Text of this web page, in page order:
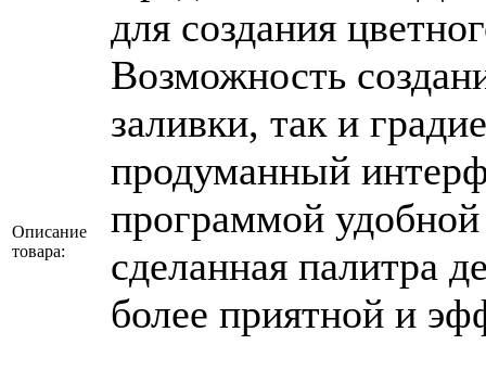
Описание
товара:
для создания
Возможность
заливки, так и
продуманный
программой
сделанная палитра
более приятной и